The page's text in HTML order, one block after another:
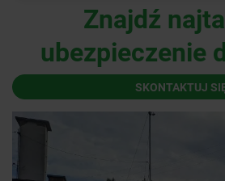
Znajdź
ubezpieczenie
SKONTAKTUJ